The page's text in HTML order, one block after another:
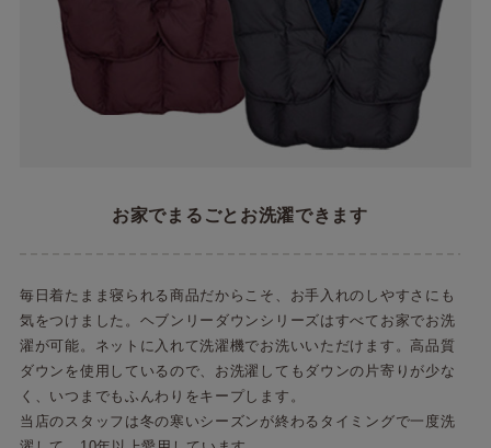
お家でまるごとお洗濯できます
毎日着たまま寝られる商品だからこそ、お手入れのしやすさにも
気をつけました。ヘブンリーダウンシリーズはすべてお家でお洗
濯が可能。ネットに入れて洗濯機でお洗いいただけます。高品質
ダウンを使用しているので、お洗濯してもダウンの片寄りが少な
く、いつまでもふんわりをキープします。
当店のスタッフは冬の寒いシーズンが終わるタイミングで一度洗